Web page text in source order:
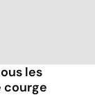
les
courge